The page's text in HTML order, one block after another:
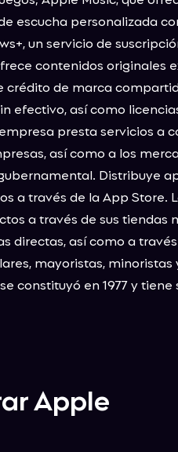
escucha personalizada
un servicio de
contenidos originales
crédito de marca
efectivo, así como
presta servicios a
así como a los
Distribuye
a través de la App Store.
a través de sus tiendas
directas, así como a
mayoristas, minoristas
constituyó en 1977 y tiene
Apple